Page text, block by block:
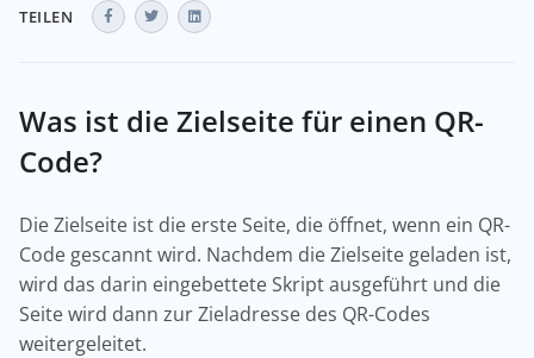
TEILEN
Was ist die Zielseite für einen QR-
Code?
Die Zielseite ist die erste Seite, die öffnet, wenn ein QR-
Code gescannt wird. Nachdem die Zielseite geladen ist,
wird das darin eingebettete Skript ausgeführt und die
Seite wird dann zur Zieladresse des QR-Codes
weitergeleitet.